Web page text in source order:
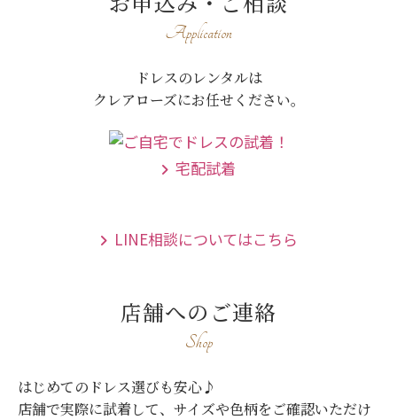
Application
ドレスのレンタルは
クレアローズにお任せください。
宅配試着
LINE相談についてはこちら
店舗へのご連絡
Shop
はじめてのドレス選びも安心♪
店舗で実際に試着して、サイズや色柄をご確認いただけ